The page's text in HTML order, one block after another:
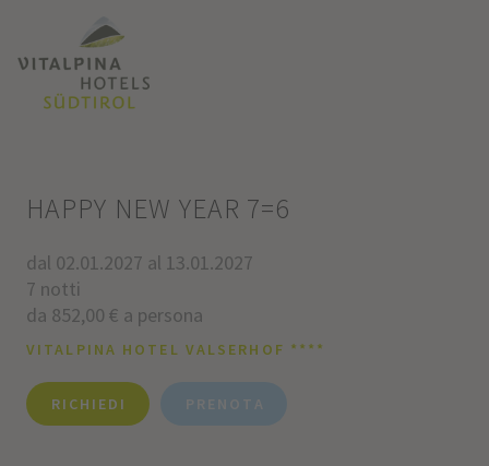
HAPPY NEW YEAR 7=6
dal 02.01.2027 al 13.01.2027
7 notti
da 852,00 € a persona
VITALPINA HOTEL VALSERHOF ****
RICHIEDI PRENOTA